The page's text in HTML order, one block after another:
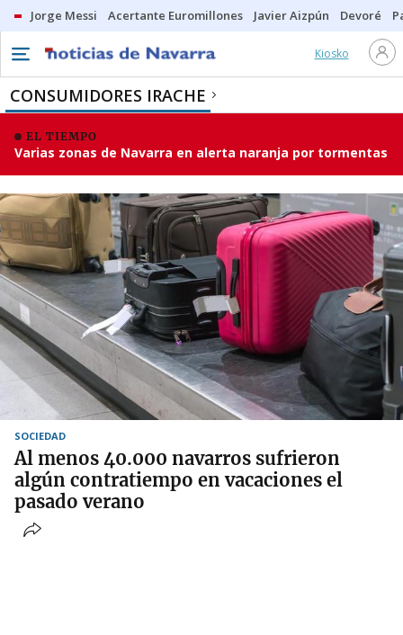
Jorge Messi Acertante Euromillones Javier Aizpún Devoré
Kiosko
CONSUMIDORES IRACHE
EL TIEMPO
Varias zonas de Navarra en alerta naranja por tormentas
SOCIEDAD
Al menos 40.000 navarros sufrieron
algún contratiempo en vacaciones el
pasado verano